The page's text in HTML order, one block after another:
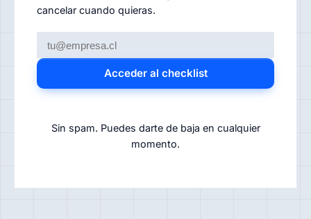
cancelar cuando quieras.
Acceder al checklist
Sin spam. Puedes darte de baja en cualquier
momento.